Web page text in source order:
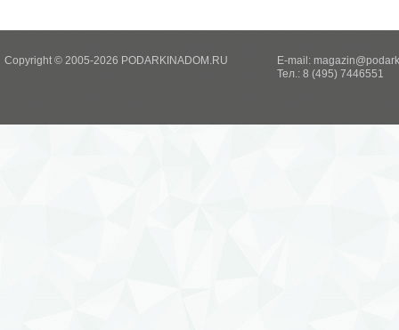
Copyright © 2005-2026 PODARKINADOM.RU E-mail:
Тел.: 8 (495) 7446551